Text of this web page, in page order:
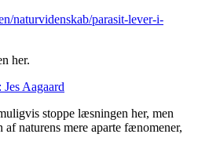
naturvidenskab/parasit-lever-i-
her.
: Jes Aagaard
stoppe læsningen her, men
naturens mere aparte fænomener,